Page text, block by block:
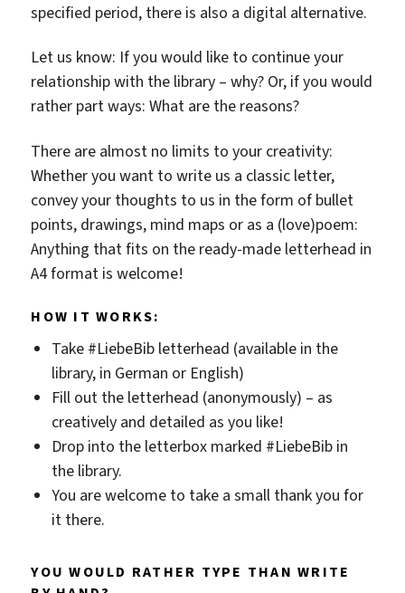
specified period, there is also a digital alternative.
Let us know: If you would like to continue your
relationship with the library – why? Or, if you would
rather part ways: What are the reasons?
There are almost no limits to your creativity:
Whether you want to write us a classic letter,
convey your thoughts to us in the form of bullet
points, drawings, mind maps or as a (love)poem:
Anything that fits on the ready-made letterhead in
A4 format is welcome!
HOW IT WORKS:
Take #LiebeBib letterhead (available in the
library, in German or English)
Fill out the letterhead (anonymously) – as
creatively and detailed as you like!
Drop into the letterbox marked #LiebeBib in
the library.
You are welcome to take a small thank you for
it there.
YOU WOULD RATHER TYPE THAN WRITE